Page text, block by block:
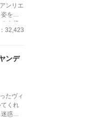
ンリエ
を見
32,423
ンデ
たヴィ
くれ
惑だ